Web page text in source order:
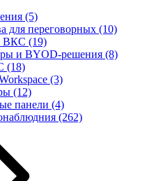
(5)
для переговорных (10)
ВКС (19)
и BYOD-решения (8)
(18)
(3)
(12)
панели (4)
(262)